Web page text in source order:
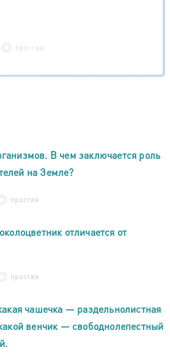
простая
В чем заключается роль
на Земле?
простая
отличается от
простая
чашечка — раздельнолистная
венчик — свободнолепестный